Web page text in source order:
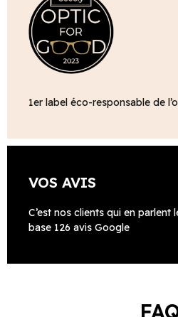
1er label éco-responsable de
VOS AVIS
C’est nos clients qui en parlent
base 126 avis Google